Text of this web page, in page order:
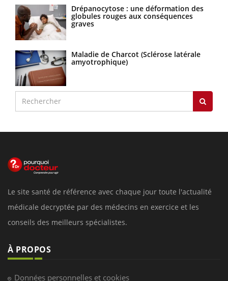
Drépanocytose : une déformation des
globules rouges aux conséquences
graves
Maladie de Charcot (Sclérose latérale
amyotrophique)
Le site santé de référence avec chaque jour toute l'actualité
médicale decryptée par des médecins en exercice et les
conseils des meilleurs spécialistes.
À PROPOS
Données personnelles et cookies